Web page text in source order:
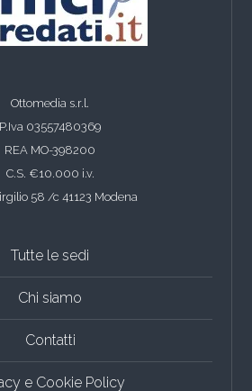
Ottomedia s.r.l.
P.Iva 03557480369
REA MO-398200
C.S. €10.000 i.v.
58 /c 41123 Modena
Tutte le sedi
Chi siamo
Contatti
e Cookie Policy